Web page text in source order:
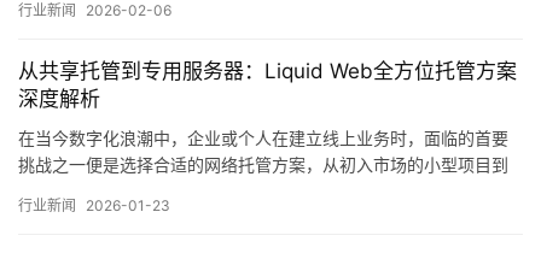
声誉的基石，在这一领域，众多服务商争相竞逐，而LiquidWeb以
管理服务为核心的综合解决方案，逐渐在高…。
行业新闻 2026-02-06
从共享托管到专用服务器：Liquid Web全方位托管方案
深度解析
在当今数字化浪潮中，企业或个人在建立线上业务时，面临的首要
挑战之一便是选择合适的网络托管方案，从初入市场的小型项目到
活性的需求差异显著，共享托管以其低成本、易操作的特点成为许
行业新闻 2026-01-23